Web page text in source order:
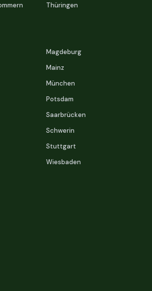
Thüringen
Magdeburg
Mainz
München
Potsdam
Saarbrücken
Schwerin
Stuttgart
Wiesbaden